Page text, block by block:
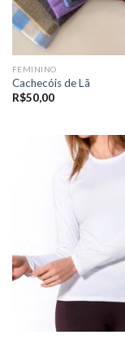
FEMININO
Cachecóis de Lã
R$50,00